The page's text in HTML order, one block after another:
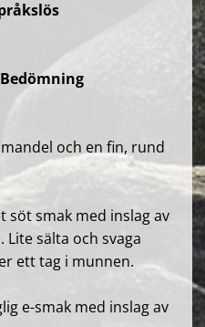
och en fin, rund
söt smak med inslag av
sälta och svaga
ett tag i munnen.
e-smak med inslag av